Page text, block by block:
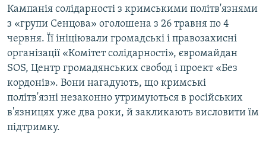
Кампанія солідарності з кримськими політв'язнями
з «групи Сенцова» оголошена з 26 травня по 4
червня. Її ініціювали громадські і правозахисні
організації «Комітет солідарності», євромайдан
SOS, Центр громадянських свобод і проект «Без
кордонів». Вони нагадують, що кримські
політв'язні незаконно утримуються в російських
в'язницях уже два роки, й закликають висловити їм
підтримку.